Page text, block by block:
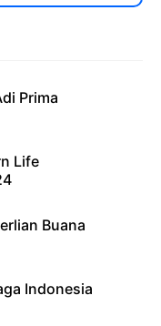
Prima
Life
Buana
Indonesia